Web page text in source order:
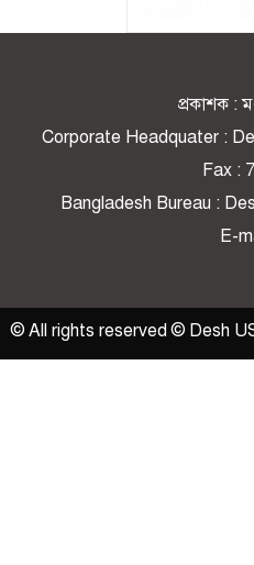
প্রকাশক :
Corporate Headquater :
Fax :
Bangladesh Bureau :
E-
© All rights reserved © Desh